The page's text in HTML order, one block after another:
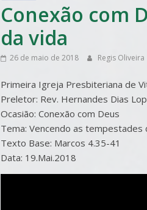
Conexão com
da vida
26 de maio de 2018 Regis Oliveira
Primeira Igreja Presbiteriana de
Preletor: Rev. Hernandes Dias
Ocasião: Conexão com Deus
Tema: Vencendo as tempestades
Texto Base: Marcos 4.35-41
Data: 19.Mai.2018